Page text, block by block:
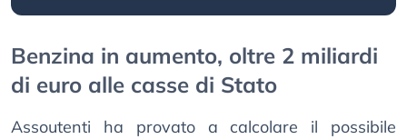
Benzina in aumento, oltre 2 miliardi
di euro alle casse di Stato
Assoutenti ha provato a calcolare il possibile